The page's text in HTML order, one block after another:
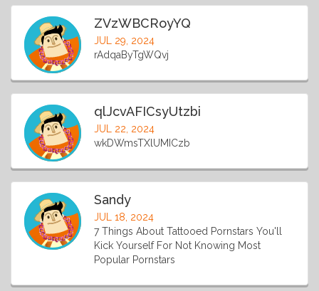
ZVzWBCRoyYQ
JUL 29, 2024
rAdqaByTgWQvj
qlJcvAFICsyUtzbi
JUL 22, 2024
wkDWmsTXlUMICzb
Sandy
JUL 18, 2024
7 Things About Tattooed Pornstars You'll
Kick Yourself For Not Knowing Most
Popular Pornstars